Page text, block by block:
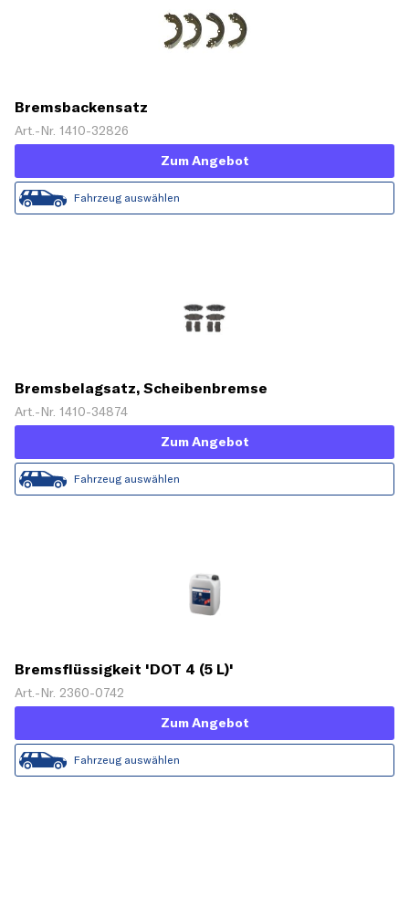
Bremsbackensatz
Art.-Nr. 1410-32826
Zum Angebot
Fahrzeug auswählen
Bremsbelagsatz, Scheibenbremse
Art.-Nr. 1410-34874
Zum Angebot
Fahrzeug auswählen
Bremsflüssigkeit 'DOT 4 (5 L)'
Art.-Nr. 2360-0742
Zum Angebot
Fahrzeug auswählen